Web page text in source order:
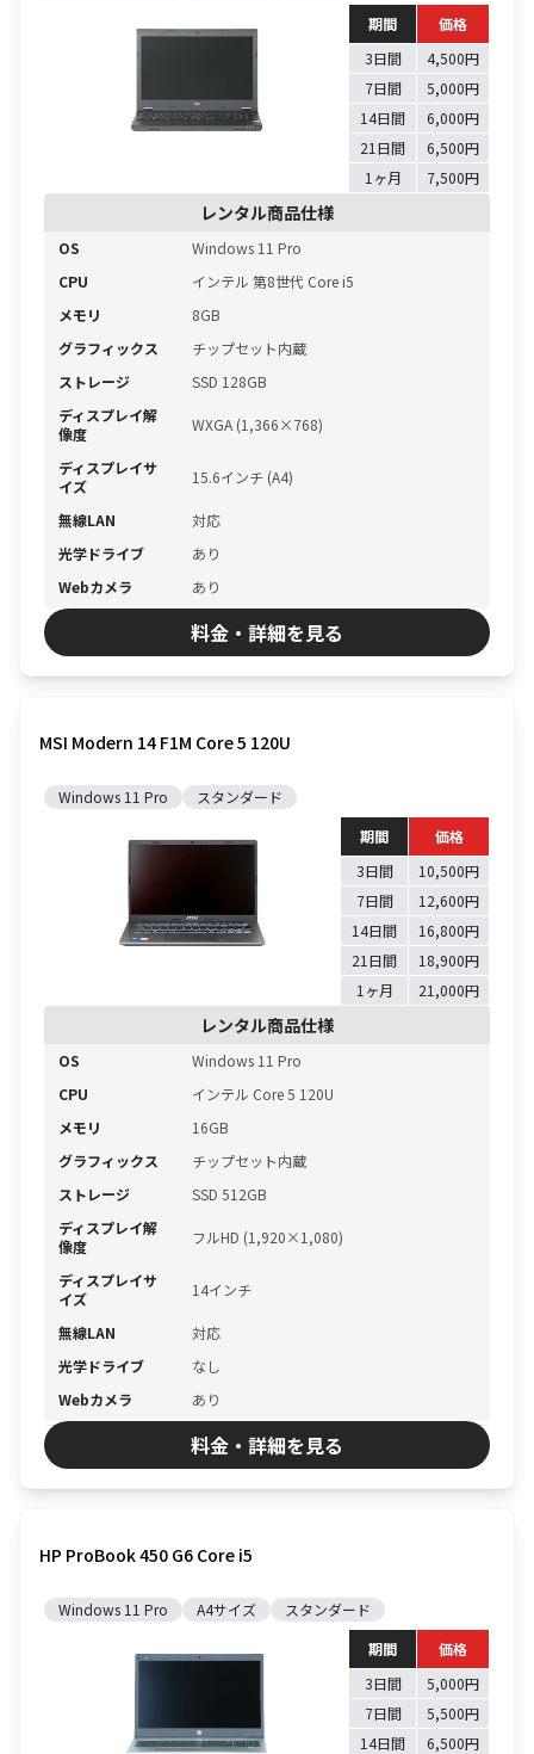
期間
価格
3日間
4,500円
7日間
5,000円
14日間
6,000円
21日間
6,500円
1ヶ月
7,500円
レンタル商品仕様
OS
Windows 11 Pro
CPU
インテル 第8世代 Core i5
メモリ
8GB
グラフィックス
チップセット内蔵
ストレージ
SSD 128GB
ディスプレイ解
像度
WXGA (1,366×768)
ディスプレイサ
イズ
15.6インチ (A4)
無線LAN
対応
光学ドライブ
あり
Webカメラ
あり
料金・詳細を見る
MSI Modern 14 F1M Core 5 120U
Windows 11 Pro
スタンダード
期間
価格
3日間
10,500円
7日間
12,600円
14日間
16,800円
21日間
18,900円
1ヶ月
21,000円
レンタル商品仕様
OS
Windows 11 Pro
CPU
インテル Core 5 120U
メモリ
16GB
グラフィックス
チップセット内蔵
ストレージ
SSD 512GB
ディスプレイ解
像度
フルHD (1,920×1,080)
ディスプレイサ
イズ
14インチ
無線LAN
対応
光学ドライブ
なし
Webカメラ
あり
料金・詳細を見る
HP ProBook 450 G6 Core i5
Windows 11 Pro A4サイズ
スタンダード
期間
価格
3日間
5,000円
7日間
5,500円
14日間
6,500円